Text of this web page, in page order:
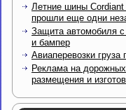
Летние шины
прошли еще одни
Защита автомобиля
и бампер
Авиаперевозки груза
Реклама на
размещения и